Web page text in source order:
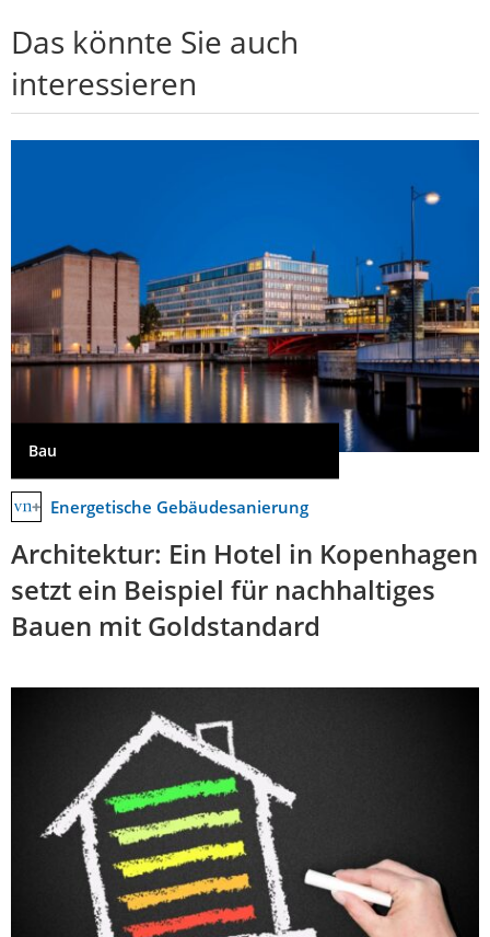
Das könnte Sie auch
interessieren
Bau
Energetische Gebäudesanierung
Architektur: Ein Hotel in Kopenhagen
setzt ein Beispiel für nachhaltiges
Bauen mit Goldstandard